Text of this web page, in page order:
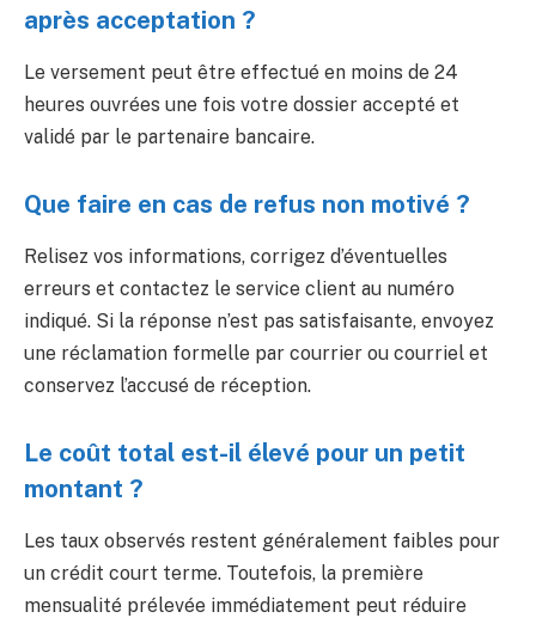
après acceptation ?
Le versement peut être effectué en moins de 24
heures ouvrées une fois votre dossier accepté et
validé par le partenaire bancaire.
Que faire en cas de refus non motivé ?
Relisez vos informations, corrigez d’éventuelles
erreurs et contactez le service client au numéro
indiqué. Si la réponse n’est pas satisfaisante, envoyez
une réclamation formelle par courrier ou courriel et
conservez l’accusé de réception.
Le coût total est-il élevé pour un petit
montant ?
Les taux observés restent généralement faibles pour
un crédit court terme. Toutefois, la première
mensualité prélevée immédiatement peut réduire